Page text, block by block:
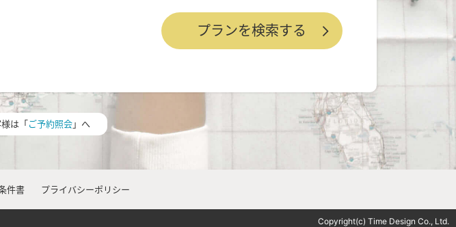
は「ご予約照会」へ
件書 プライバシーポリシー
Copyright(c) Time Design Co., Ltd.